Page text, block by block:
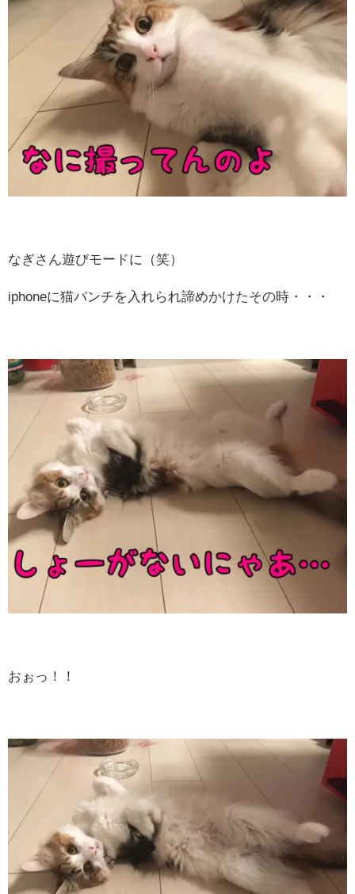
なぎさん遊びモードに（笑）
iphoneに猫パンチを入れられ諦めかけたその時・・・
おぉっ！！